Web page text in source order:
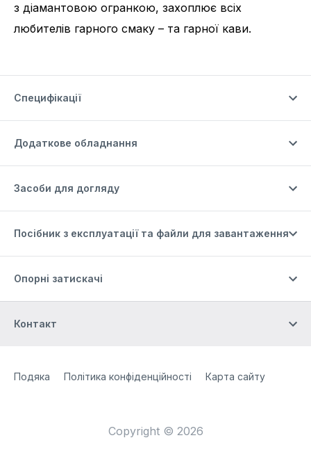
з діамантовою огранкою, захоплює всіх
любителів гарного смаку – та гарної кави.
Специфікації
Додаткове обладнання
Засоби для догляду
Посібник з експлуатації та файли для завантаження
Опорні затискачі
Контакт
Site Web
[Website information]
Подяка Політика конфіденційності Карта сайту
Copyright © 2026